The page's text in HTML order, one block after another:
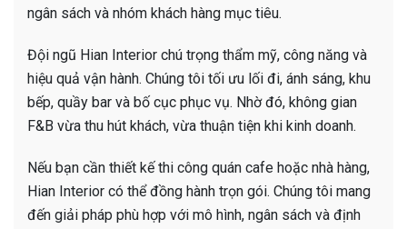
ngân sách và nhóm khách hàng mục tiêu.
Đội ngũ Hian Interior chú trọng thẩm mỹ, công năng và
hiệu quả vận hành. Chúng tôi tối ưu lối đi, ánh sáng, khu
bếp, quầy bar và bố cục phục vụ. Nhờ đó, không gian
F&B vừa thu hút khách, vừa thuận tiện khi kinh doanh.
Nếu bạn cần thiết kế thi công quán cafe hoặc nhà hàng,
Hian Interior có thể đồng hành trọn gói. Chúng tôi mang
đến giải pháp phù hợp với mô hình, ngân sách và định